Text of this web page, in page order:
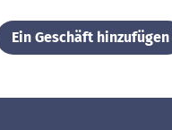
Ein Geschäft hinzufügen